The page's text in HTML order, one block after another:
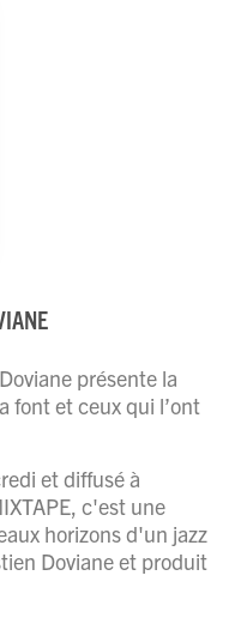
présente la
font et ceux qui l’ont
et diffusé à
c'est une
horizons d'un jazz
Doviane et produit